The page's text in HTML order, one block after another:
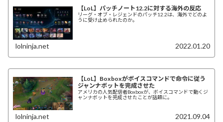
【LoL】パッチノート12.2に対する海外の反応
リーグ・オブ・レジェンドのパッチ12.2は、海外でどのよ
うに受け止められたのか。
lolninja.net 2022.01.20
【LoL】Boxboxがボイスコマンドで命令に従う
ジャンナボットを完成させた
アメリカの人気配信者Boxboxが、ボイスコマンドで動くジ
ャンナボットを完成させたことが話題に。
lolninja.net 2021.09.04